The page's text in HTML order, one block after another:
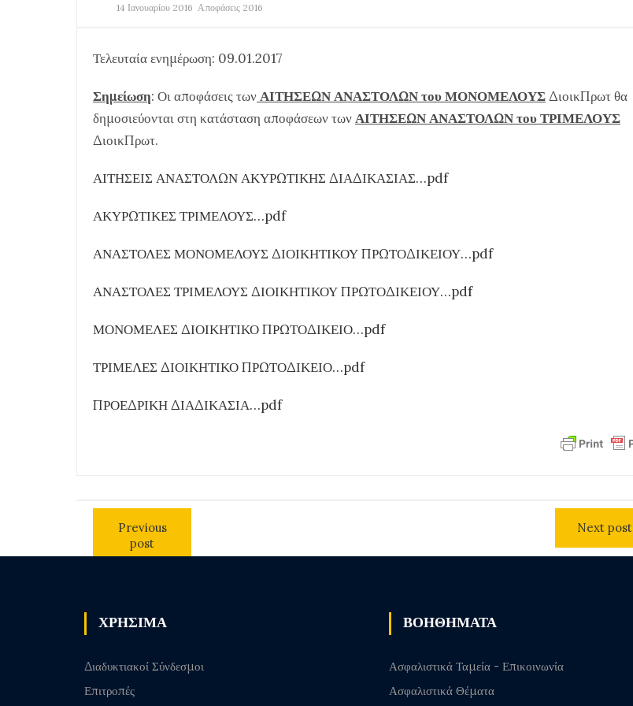
14 Ιανουαρίου 2016 Αποφάσεις 2016
Τελευταία ενημέρωση: 09.01.2017
Σημείωση: Οι αποφάσεις τωνΑΙΤΗΣΕΩΝ ΑΝΑΣΤΟΛΩΝ του ΜΟΝΟΜΕΛΟΥΣΔιοικΠρωτ θα
δημοσιεύονται στη κατάσταση αποφάσεων τωνΑΙΤΗΣΕΩΝ ΑΝΑΣΤΟΛΩΝ του ΤΡΙΜΕΛΟΥΣ
ΔιοικΠρωτ.
ΑΙΤΗΣΕΙΣ ΑΝΑΣΤΟΛΩΝ ΑΚΥΡΩΤΙΚΗΣ ΔΙΑΔΙΚΑΣΙΑΣ…pdf
ΑΚΥΡΩΤΙΚΕΣ ΤΡΙΜΕΛΟΥΣ…pdf
ΑΝΑΣΤΟΛΕΣ ΜΟΝΟΜΕΛΟΥΣ ΔΙΟΙΚΗΤΙΚΟΥ ΠΡΩΤΟΔΙΚΕΙΟΥ…pdf
ΑΝΑΣΤΟΛΕΣ ΤΡΙΜΕΛΟΥΣ ΔΙΟΙΚΗΤΙΚΟΥ ΠΡΩΤΟΔΙΚΕΙΟΥ…pdf
ΜΟΝΟΜΕΛΕΣ ΔΙΟΙΚΗΤΙΚΟ ΠΡΩΤΟΔΙΚΕΙΟ…pdf
ΤΡΙΜΕΛΕΣ ΔΙΟΙΚΗΤΙΚΟ ΠΡΩΤΟΔΙΚΕΙΟ…pdf
ΠΡΟΕΔΡΙΚΗ ΔΙΑΔΙΚΑΣΙΑ…pdf
Previous
post
Next post
ΧΡΗΣΙΜΑ
Διαδυκτιακοί Σύνδεσμοι
Επιτροπές
ΒΟΗΘΗΜΑΤΑ
Ασφαλιστικά Ταμεία - Επικοινωνία
Ασφαλιστικά Θέματα